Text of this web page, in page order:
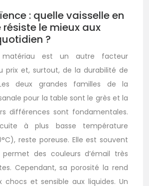
: quelle vaisselle en
le mieux aux
?
est un autre facteur
prix et, surtout, de la durabilité de
deux grandes familles de la
pour la table sont le grès et la
différences sont fondamentales.
à plus basse température
reste poreuse. Elle est souvent
des couleurs d’émail très
Cependant, sa porosité la rend
chocs et sensible aux liquides. Un